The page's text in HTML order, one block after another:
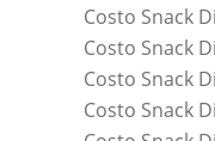
Costo Snack
Costo Snack
Costo Snack
Costo Snack